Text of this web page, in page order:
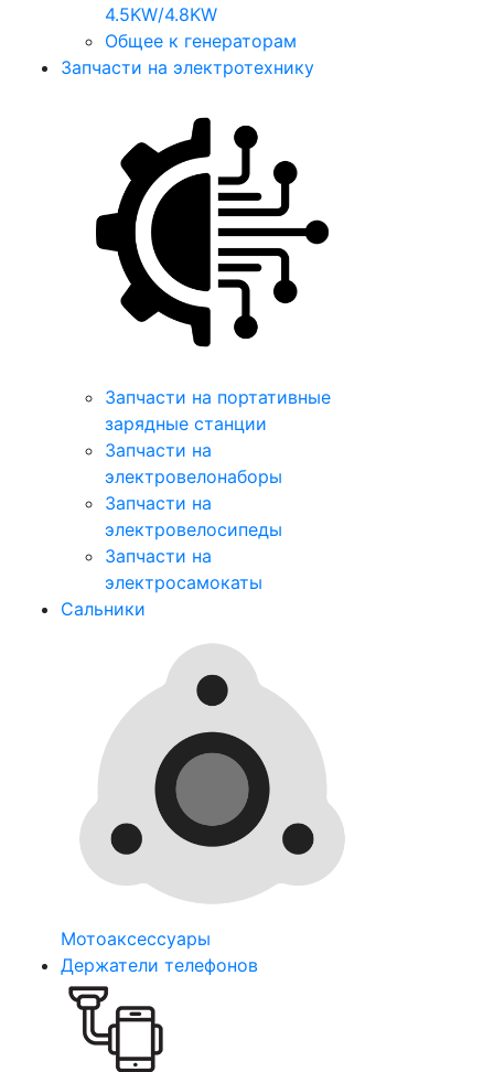
4.5KW/4.8KW
Общее к генераторам
Запчасти на электротехнику
Запчасти на портативные
зарядные станции
Запчасти на
электровелонаборы
Запчасти на
электровелосипеды
Запчасти на
электросамокаты
Сальники
Мотоаксессуары
Держатели телефонов